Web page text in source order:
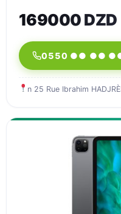
169000 DZD
0550 ●● ●●
n 25 Rue Ibrahim